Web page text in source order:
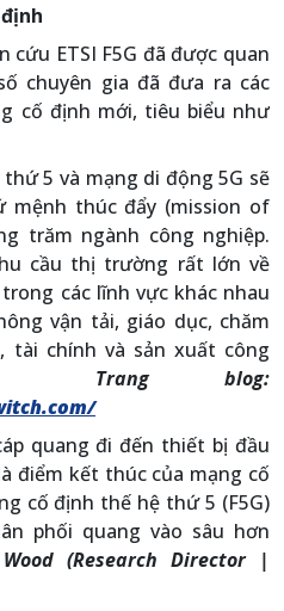
cứu ETSI F5G đã được quan
chuyên gia đã đưa ra các
cố định mới, tiêu biểu như
5 và mạng di động 5G sẽ
mệnh thúc đẩy (mission of
trăm ngành công nghiệp.
cầu thị trường rất lớn về
các lĩnh vực khác nhau
vận tải, giáo dục, chăm
tài chính và sản xuất công
Trang blog:
quang đi đến thiết bị đầu
điểm kết thúc của mạng cố
cố định thế hệ thứ 5 (F5G)
phối quang vào sâu hơn
(Research Director |